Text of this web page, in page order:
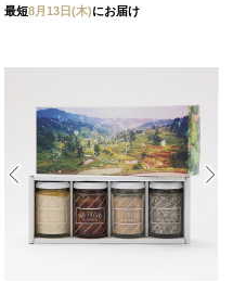
最短8月13日(木)にお届け